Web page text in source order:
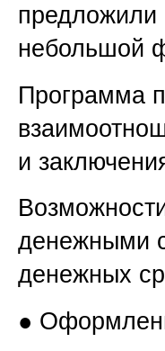
предложили
небольшой
Программа
и
денежными
денежных
●